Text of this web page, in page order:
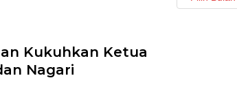
Kukuhkan Ketua
Nagari